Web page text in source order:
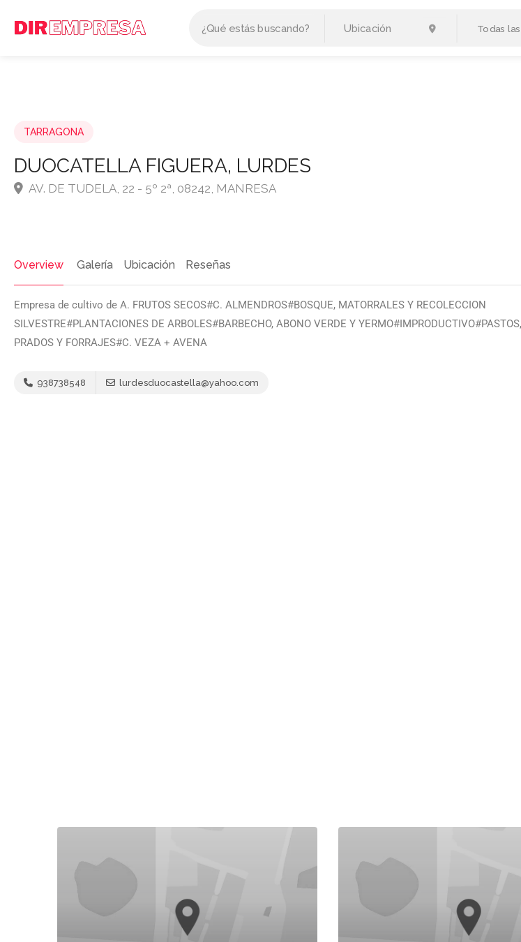
Todas
TARRAGONA
DUOCATELLA FIGUERA, LURDES
AV. DE TUDELA, 22 - 5º 2ª, 08242, MANRESA
Overview Galería Ubicación Reseñas
Empresa de cultivo de A. FRUTOS SECOS#C. ALMENDROS#BOSQUE, MATORRALES Y RECOLECCION
SILVESTRE#PLANTACIONES DE ARBOLES#BARBECHO, ABONO VERDE Y YERMO#IMPRODUCTIVO#PASTOS,
PRADOS Y FORRAJES#C. VEZA + AVENA
938738548 lurdesduocastella@yahoo.com